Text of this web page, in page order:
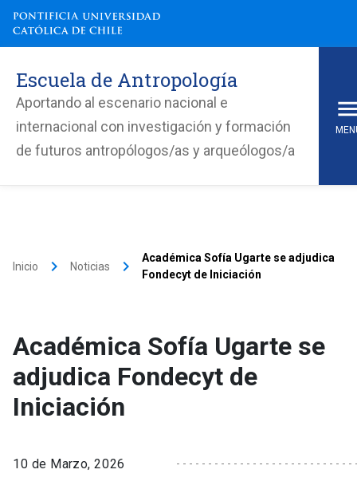
Escuela de Antropología
Aportando al escenario nacional e
internacional con investigación y formación
de futuros antropólogos/as y arqueólogos/a
Inicio keyboard_arrow_right Noticias keyboard_arrow_right
Académica Sofía Ugarte se adjudica
Fondecyt de Iniciación
Académica Sofía Ugarte se
adjudica Fondecyt de
Iniciación
10 de Marzo, 2026